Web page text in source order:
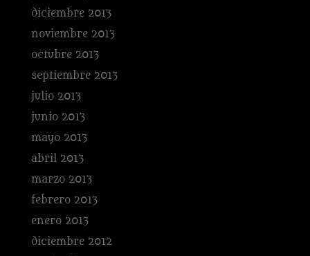
diciembre 2013
noviembre 2013
octubre 2013
septiembre 2013
julio 2013
junio 2013
mayo 2013
abril 2013
marzo 2013
febrero 2013
enero 2013
diciembre 2012